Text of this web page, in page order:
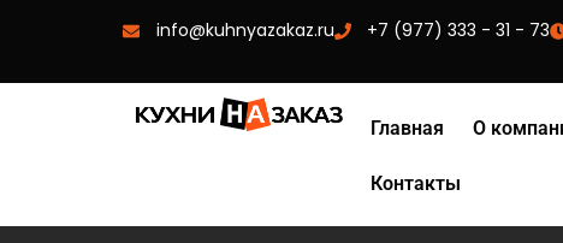
info@kuhnyazakaz.ru +7 (977) 333 - 31 - 73
Главная О
Контакты